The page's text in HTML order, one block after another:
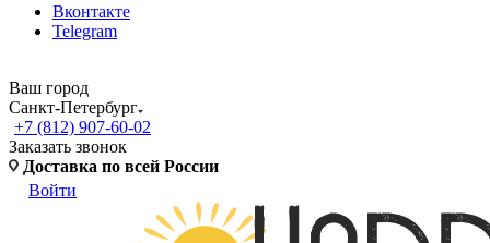
Вконтакте
Telegram
Ваш город
Санкт-Петербург
+7 (812) 907-60-02
Заказать звонок
Доставка по всей России
Войти